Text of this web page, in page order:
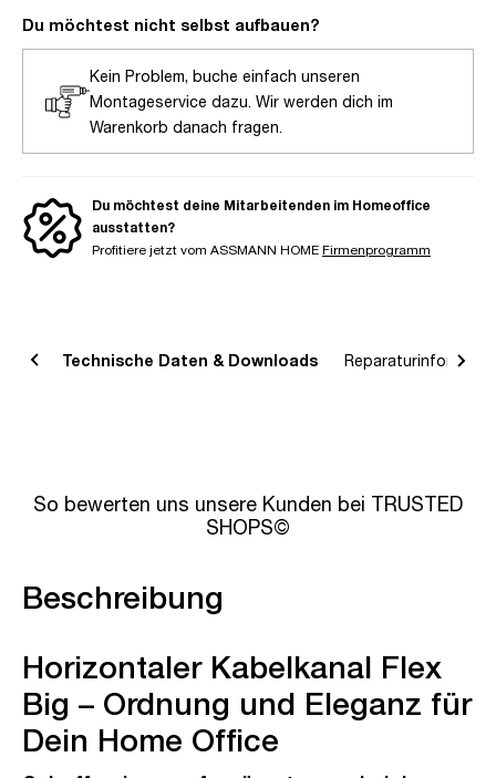
Du möchtest nicht selbst aufbauen?
Kein Problem, buche einfach unseren
Montageservice dazu. Wir werden dich im
Warenkorb danach fragen.
Du möchtest deine Mitarbeitenden im Homeoffice
ausstatten?
Profitiere jetzt vom ASSMANN HOME Firmenprogramm
Technische Daten & Downloads
So bewerten uns unsere Kunden bei TRUSTED
SHOPS©
Beschreibung
Horizontaler Kabelkanal Flex
Big – Ordnung und Eleganz für
Dein Home Office